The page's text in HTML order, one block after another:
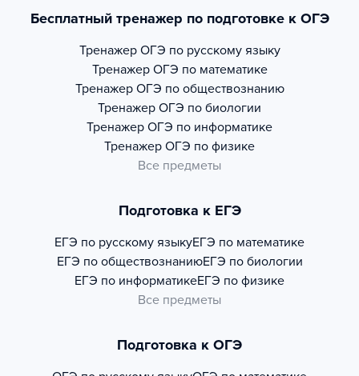
Бесплатный тренажер по подготовке к ОГЭ
Тренажер ОГЭ по русскому языку
Тренажер ОГЭ по математике
Тренажер ОГЭ по обществознанию
Тренажер ОГЭ по биологии
Тренажер ОГЭ по информатике
Тренажер ОГЭ по физике
Все предметы
Подготовка к ЕГЭ
ЕГЭ по русскому языкуЕГЭ по математике
ЕГЭ по обществознаниюЕГЭ по биологии
ЕГЭ по информатикеЕГЭ по физике
Все предметы
Подготовка к ОГЭ